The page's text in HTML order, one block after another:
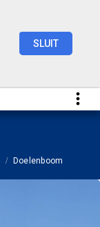
SLUIT
Doelenboom